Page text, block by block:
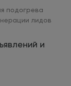
подогрева
лидов
и